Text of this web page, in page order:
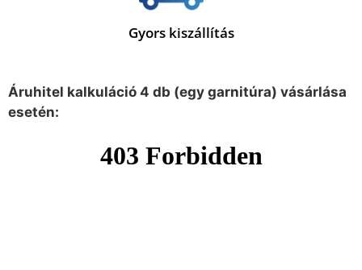
Gyors kiszállítás
Áruhitel kalkuláció 4 db (egy garnitúra) vásárlása
esetén: